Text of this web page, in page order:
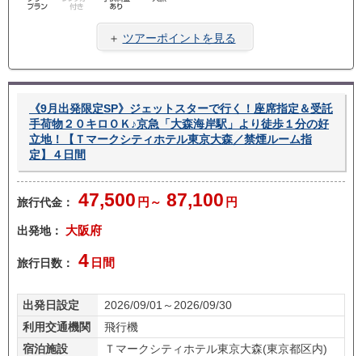
料金
旅
＋ ツアーポイントを見る
《9月出発限定SP》ジェットスターで行く！座席指定＆受託
手荷物２０キロＯＫ♪京急「大森海岸駅」より徒歩１分の好
立地！【Ｔマークシティホテル東京大森／禁煙ルーム指
定】４日間
旅行代金： 47,500 円～ 87,100 円
出発地： 大阪府
旅行日数： 4 日間
出発日設定
2026/09/01～2026/09/30
利用交通機関
飛行機
宿泊施設
Ｔマークシティホテル東京大森(東京都区内)